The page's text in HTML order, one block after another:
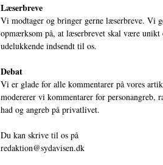
Læserbreve
Vi modtager og bringer gerne læserbreve. Vi
opmærksom på, at læserbrevet skal være unikt
udelukkende indsendt til os.
Debat
Vi er glade for alle kommentarer på vores
modererer vi kommentarer for personangreb,
had og angreb på privatlivet.
Du kan skrive til os på
redaktion@sydavisen.dk